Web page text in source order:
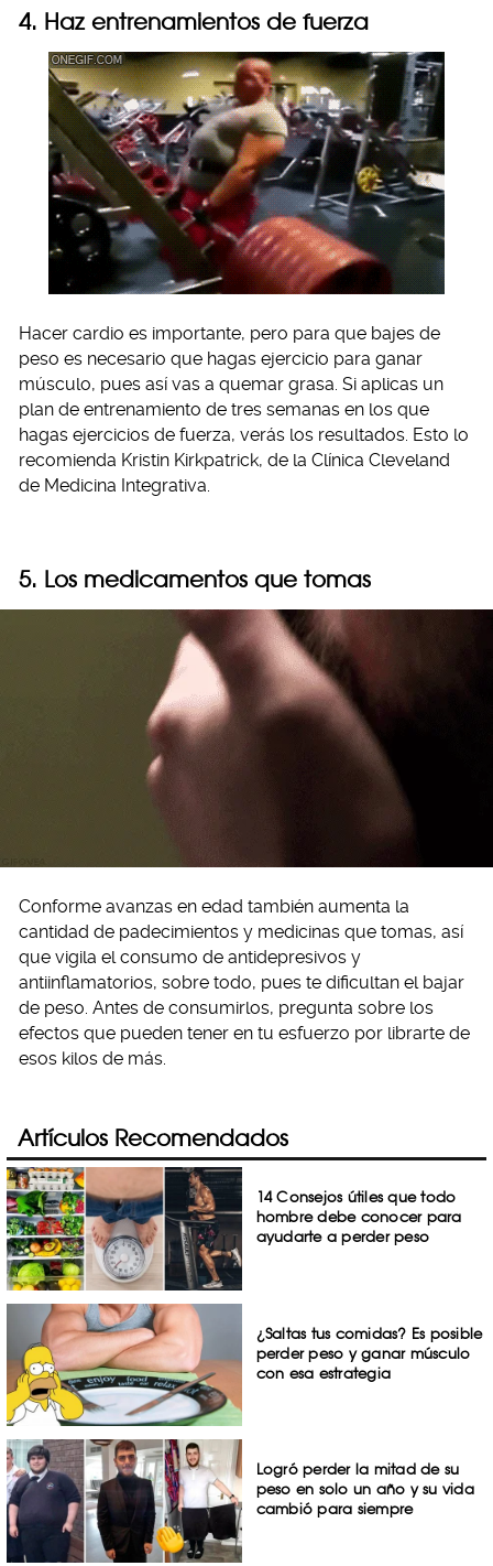
4. Haz entrenamientos de fuerza
Hacer cardio es importante, pero para que bajes de
peso es necesario que hagas ejercicio para ganar
músculo, pues así vas a quemar grasa. Si aplicas un
plan de entrenamiento de tres semanas en los que
hagas ejercicios de fuerza, verás los resultados. Esto lo
recomienda Kristin Kirkpatrick, de la Clínica Cleveland
de Medicina Integrativa.
5. Los medicamentos que tomas
Conforme avanzas en edad también aumenta la
cantidad de padecimientos y medicinas que tomas, así
que vigila el consumo de antidepresivos y
antiinflamatorios, sobre todo, pues te dificultan el bajar
de peso. Antes de consumirlos, pregunta sobre los
efectos que pueden tener en tu esfuerzo por librarte de
esos kilos de más.
Artículos Recomendados
14 Consejos útiles que todo
hombre debe conocer para
ayudarte a perder peso
¿Saltas tus comidas? Es posible
perder peso y ganar músculo
con esa estrategia
Logró perder la mitad de su
peso en solo un año y su vida
cambió para siempre